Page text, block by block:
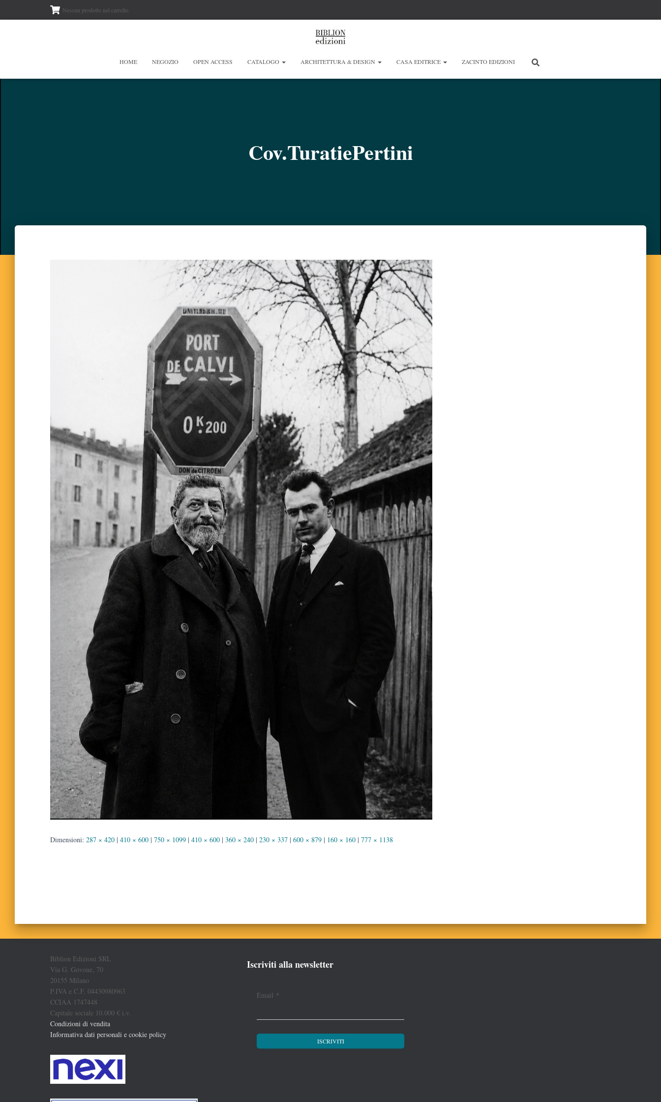
Nessun prodotto nel carrello.
HOME NEGOZIO OPEN ACCESS CATALOGO ARCHITETTURA & DESIGN CASA EDITRICE ZACINTO EDIZIONI
Cov.TuratiePertini
Dimensioni: 287 × 420 | 410 × 600 | 750 × 1099 | 410 × 600 | 360 × 240 | 230 × 337 | 600 × 879 | 160 × 160 | 777 × 1138
Biblion Edizioni SRL
Via G. Govone, 70
20155 Milano
P.IVA e C.F. 04430980963
CCIAA 1747448
Capitale sociale 10.000 € i.v.
Condizioni di vendita
Informativa dati personali e cookie policy
Iscriviti alla newsletter
Email *